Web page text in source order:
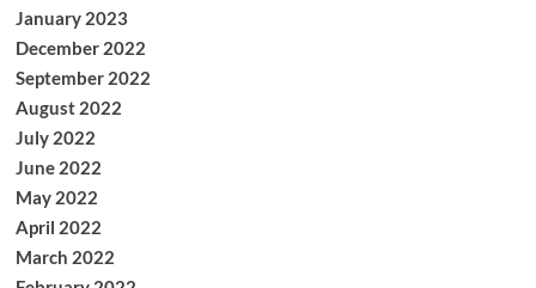
January 2023
December 2022
September 2022
August 2022
July 2022
June 2022
May 2022
April 2022
March 2022